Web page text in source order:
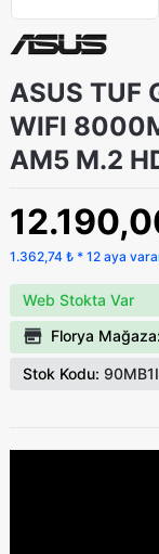
ASUS TUF
WIFI
AM5 M.2
1.362,74 ₺ * 12 aya
Web Stokta Var
Florya
Stok Kodu: